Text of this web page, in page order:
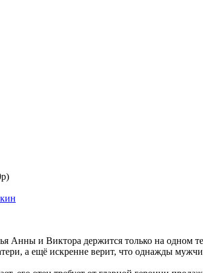
Анны и Виктора держится только на одном
а ещё искренне верит, что однажды